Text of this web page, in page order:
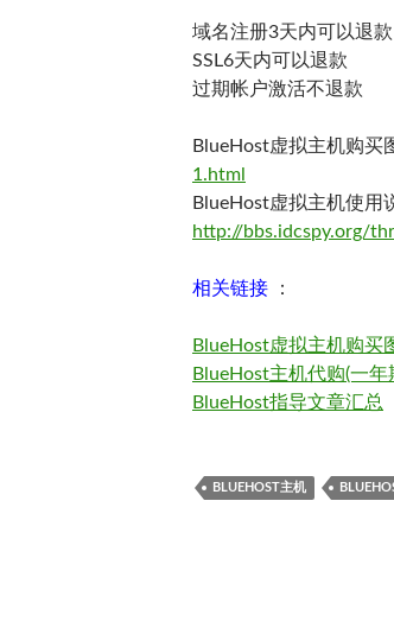
域名注册3天内可以退款
SSL6天内可以退款
过期帐户激活不退款
BlueHost虚拟主机购买
1.html
BlueHost虚拟主机使用
http://bbs.idcspy.org/
相关链接 ：
BlueHost虚拟主机购买
BlueHost主机代购(一年
BlueHost指导文章汇总
BLUEHOST主机